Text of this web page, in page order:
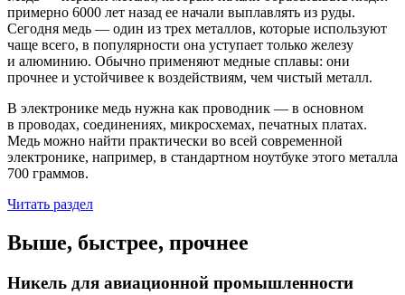
примерно 6000 лет назад ее начали выплавлять из руды.
Сегодня медь — один из трех металлов, которые используют
чаще всего, в популярности она уступает только железу
и алюминию. Обычно применяют медные сплавы: они
прочнее и устойчивее к воздействиям, чем чистый металл.
В электронике медь нужна как проводник — в основном
в проводах, соединениях, микросхемах, печатных платах.
Медь можно найти практически во всей современной
электронике, например, в стандартном ноутбуке этого металла
700 граммов.
Читать раздел
Выше, быстрее, прочнее
Никель для авиационной промышленности